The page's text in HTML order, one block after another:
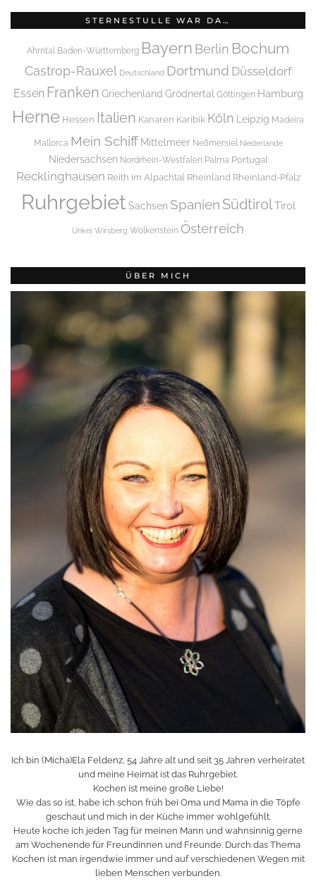
STERNESTULLE WAR DA…
Ahrntal Baden-Württemberg Bayern Berlin Bochum
Castrop-Rauxel Deutschland Dortmund Düsseldorf
Essen Franken Griechenland Grödnertal Göttingen Hamburg
Herne Hessen Italien Kanaren Karibik Köln Leipzig Madeira
Mallorca Mein Schiff Mittelmeer Neßmersiel Niederlande
Niedersachsen Nordrhein-Westfalen Palma Portugal
Recklinghausen Reith im Alpachtal Rheinland Rheinland-Pfalz
Ruhrgebiet Sachsen Spanien SüdtirolTirol
Unkel Wirsberg Wolkenstein Österreich
ÜBER MICH
Ich bin (Micha)Ela Feldenz, 54 Jahre alt und seit 35 Jahren verheiratet
und meine Heimat ist das Ruhrgebiet.
Kochen ist meine große Liebe!
Wie das so ist, habe ich schon früh bei Oma und Mama in die Töpfe
geschaut und mich in der Küche immer wohlgefühlt.
Heute koche ich jeden Tag für meinen Mann und wahnsinnig gerne
am Wochenende für Freundinnen und Freunde. Durch das Thema
Kochen ist man irgendwie immer und auf verschiedenen Wegen mit
lieben Menschen verbunden.